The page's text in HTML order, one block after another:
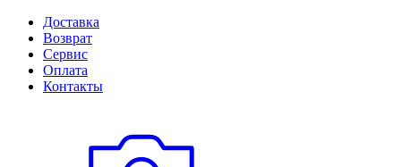
Доставка
Возврат
Сервис
Оплата
Контакты